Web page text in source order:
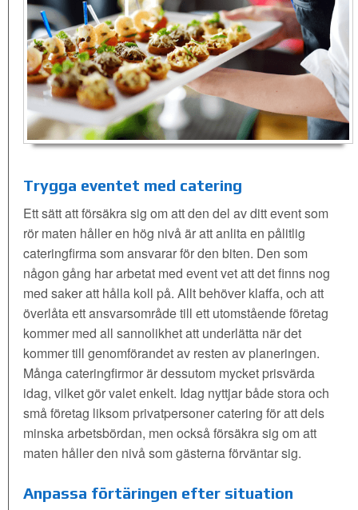
Trygga eventet med catering
Ett sätt att försäkra sig om att den del av ditt event som
rör maten håller en hög nivå är att anlita en pålitlig
cateringfirma som ansvarar för den biten. Den som
någon gång har arbetat med event vet att det finns nog
med saker att hålla koll på. Allt behöver klaffa, och att
överlåta ett ansvarsområde till ett utomstående företag
kommer med all sannolikhet att underlätta när det
kommer till genomförandet av resten av planeringen.
Många cateringfirmor är dessutom mycket prisvärda
idag, vilket gör valet enkelt. Idag nyttjar både stora och
små företag liksom privatpersoner catering för att dels
minska arbetsbördan, men också försäkra sig om att
maten håller den nivå som gästerna förväntar sig.
Anpassa förtäringen efter situation